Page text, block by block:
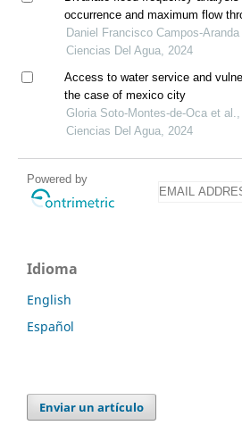
occurrence and maximum flow
functions
Daniel Francisco Campos-
Ciencias Del Agua, 2024
Access to water service and
the case of mexico city
Gloria Soto-Montes-de-Oca et
Ciencias Del Agua, 2024
Powered by
Idioma
English
Español
Enviar un artículo